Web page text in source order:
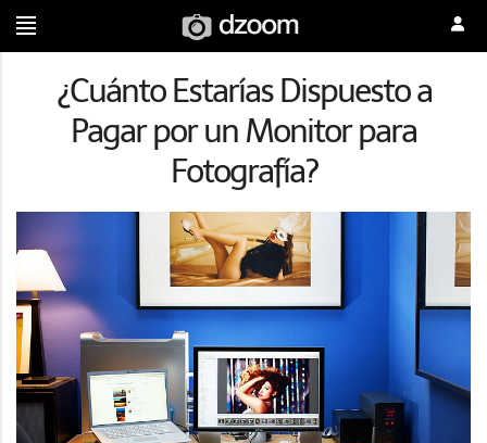
¿Cuánto Estarías Dispuesto a
Pagar por un Monitor para
Fotografía?